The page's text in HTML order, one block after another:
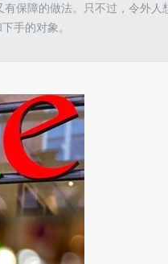
保障的做法。只不过，令外人
手的对象。